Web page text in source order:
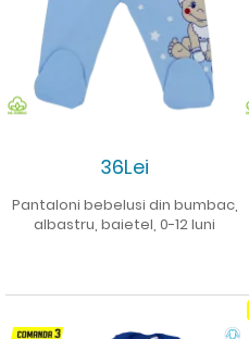
36Lei
Pantaloni bebelusi din bumbac,
albastru, baietel, 0-12 luni